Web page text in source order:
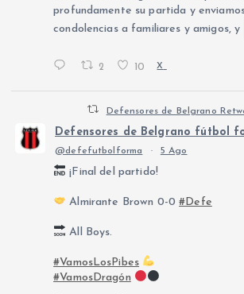
profundamente su partida y
condolencias a familiares y amigos, y
2 10 X
Defensores de Belgrano
Defensores de Belgrano fútbol
@defefutbolforma · 5 Ago
¡Final del partido!
Almirante Brown 0-0#Defe
All Boys.
#VamosLosPibes
#VamosDragón